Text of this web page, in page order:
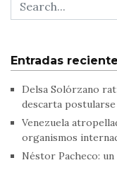
Entradas
Delsa Solórzano
descarta
Venezuela
organismos
Néstor Pacheco: